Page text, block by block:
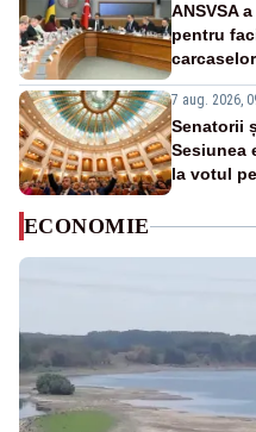
ANSVSA
pentru
7 aug. 2026,
Senatorii
Sesiunea
la votul
ECONOMIE